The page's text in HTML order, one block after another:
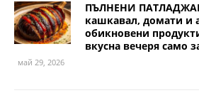
ПЪЛНЕНИ
кашкавал, домати и
обикновени
вкусна вечеря само
май 29, 2026